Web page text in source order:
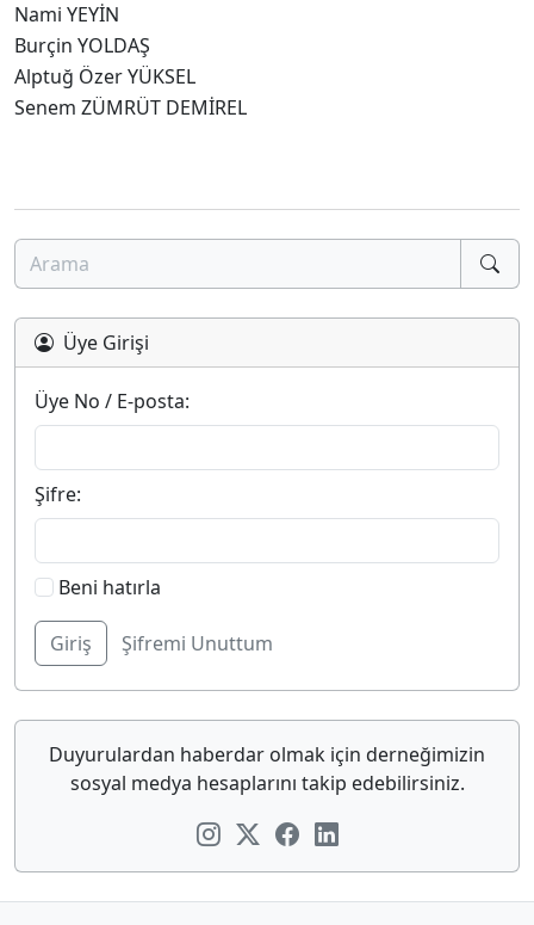
Nami YEYİN
Burçin YOLDAŞ
Alptuğ Özer YÜKSEL
Senem ZÜMRÜT DEMİREL
Üye Girişi
Üye No / E-posta:
Şifre:
Beni hatırla
Şifremi Unuttum
Duyurulardan haberdar olmak için derneğimizin
sosyal medya hesaplarını takip edebilirsiniz.